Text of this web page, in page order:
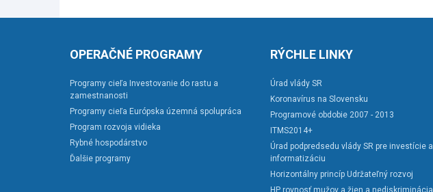
OPERAČNÉ PROGRAMY
Programy cieľa Investovanie do rastu a
zamestnanosti
Programy cieľa Európska územná spolupráca
Program rozvoja vidieka
Rybné hospodárstvo
Ďalšie programy
RÝCHLE LINKY
Úrad vlády SR
Koronavírus na Slovensku
Programové obdobie 2007 - 2013
ITMS2014+
Úrad podpredsedu vlády SR pre investície a
informatizáciu
Horizontálny princíp Udržateľný rozvoj
HP rovnosť mužov a žien a nediskriminácia